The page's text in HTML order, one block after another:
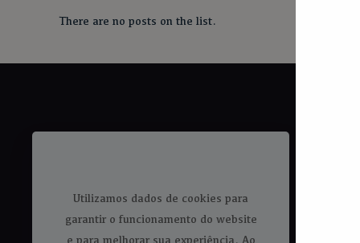
There are no posts on the list.
Utilizamos dados de cookies para
garantir o funcionamento do website
e para melhorar sua experiência. Ao